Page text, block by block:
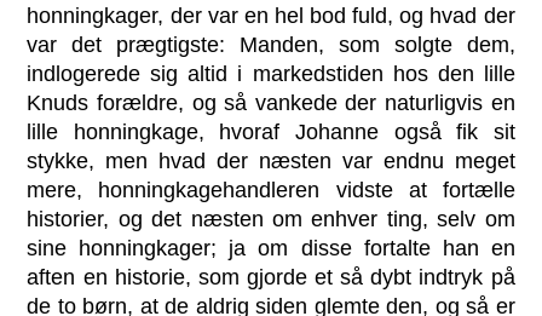
honningkager, der var en hel bod fuld, og hvad der
var det prægtigste: Manden, som solgte dem,
indlogerede sig altid i markedstiden hos den lille
Knuds forældre, og så vankede der naturligvis en
lille honningkage, hvoraf Johanne også fik sit
stykke, men hvad der næsten var endnu meget
mere, honningkagehandleren vidste at fortælle
historier, og det næsten om enhver ting, selv om
sine honningkager; ja om disse fortalte han en
aften en historie, som gjorde et så dybt indtryk på
de to børn, at de aldrig siden glemte den, og så er